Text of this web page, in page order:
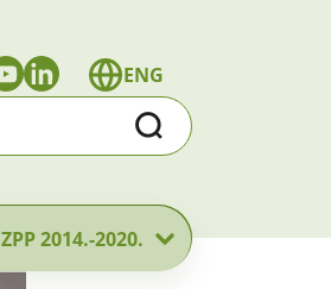
ENG
Traži
ZPP 2014.-2020.